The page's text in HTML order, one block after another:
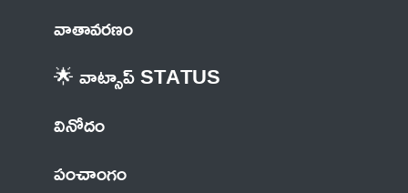
వాతావరణం
🌟 వాట్సాప్ STATUS
వినోదం
పంచాంగం